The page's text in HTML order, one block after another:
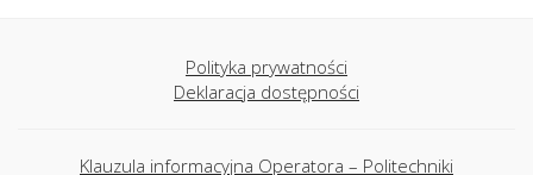
Polityka prywatności
Deklaracja dostępności
Klauzula informacyjna Operatora – Politechniki